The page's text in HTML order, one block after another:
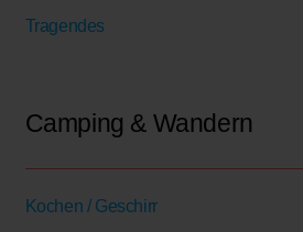
Tragendes
Camping & Wandern
Kochen / Geschirr